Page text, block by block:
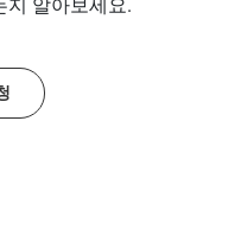
지 알아보세요.